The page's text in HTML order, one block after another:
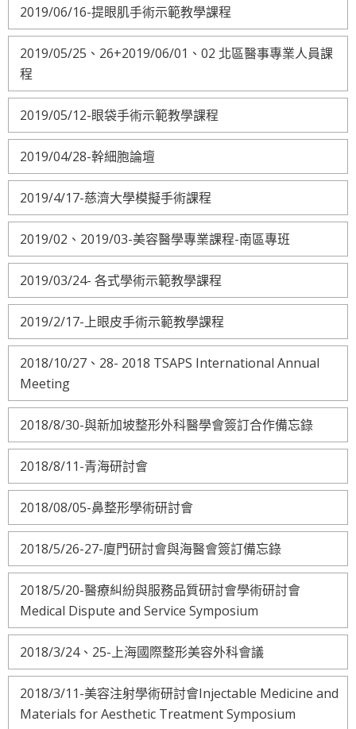
2019/06/16-提眼肌手術示範教學課程
2019/05/25、26+2019/06/01、02 北區醫事專業人員課
程
2019/05/12-眼袋手術示範教學課程
2019/04/28-幹細胞論壇
2019/4/17-慈濟大學模擬手術課程
2019/02、2019/03-美容醫學專業課程-南區專班
2019/03/24- 各式學術示範教學課程
2019/2/17-上眼皮手術示範教學課程
2018/10/27、28- 2018 TSAPS International Annual
Meeting
2018/8/30-與新加坡整形外科醫學會簽訂合作備忘錄
2018/8/11-青海研討會
2018/08/05-鼻整形學術研討會
2018/5/26-27-廈門研討會與海醫會簽訂備忘錄
2018/5/20-醫療糾紛與服務品質研討會學術研討會
Medical Dispute and Service Symposium
2018/3/24、25-上海國際整形美容外科會議
2018/3/11-美容注射學術研討會Injectable Medicine and
Materials for Aesthetic Treatment Symposium